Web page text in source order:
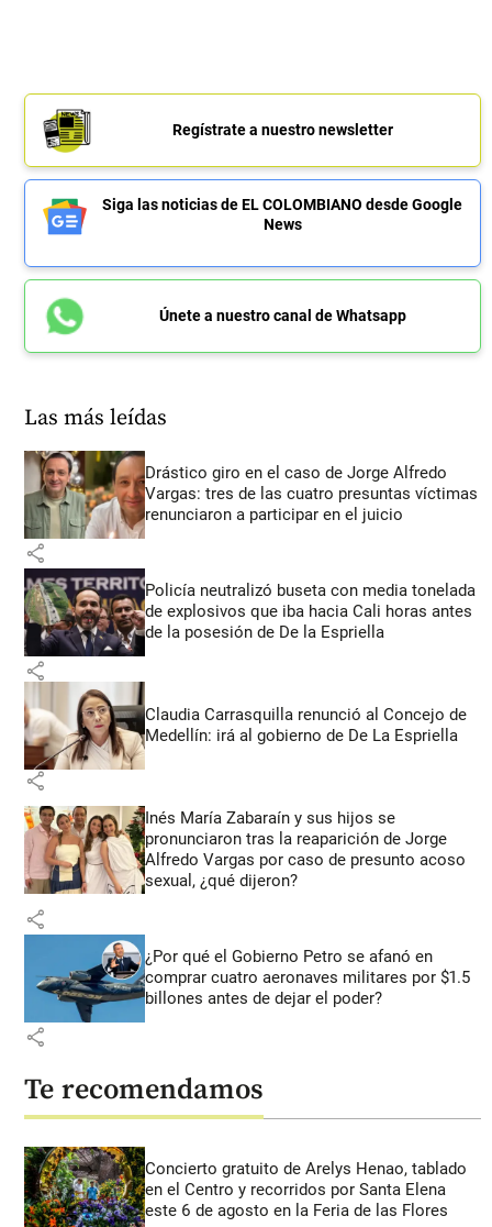
Regístrate a nuestro newsletter
Siga las noticias de EL COLOMBIANO desde Google
News
Únete a nuestro canal de Whatsapp
Las más leídas
Drástico giro en el caso de Jorge Alfredo
Vargas: tres de las cuatro presuntas víctimas
renunciaron a participar en el juicio
share
Policía neutralizó buseta con media tonelada
de explosivos que iba hacia Cali horas antes
de la posesión de De la Espriella
share
Claudia Carrasquilla renunció al Concejo de
Medellín: irá al gobierno de De La Espriella
share
Inés María Zabaraín y sus hijos se
pronunciaron tras la reaparición de Jorge
Alfredo Vargas por caso de presunto acoso
sexual, ¿qué dijeron?
share
¿Por qué el Gobierno Petro se afanó en
comprar cuatro aeronaves militares por $1.5
billones antes de dejar el poder?
share
Te recomendamos
Concierto gratuito de Arelys Henao, tablado
en el Centro y recorridos por Santa Elena
este 6 de agosto en la Feria de las Flores